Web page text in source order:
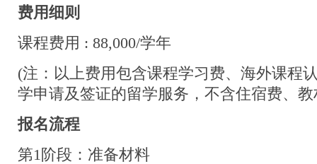
费用细则
课程费用 : 88,000/学年
(注：以上费用包含课程学习费、海外课程
学申请及签证的留学服务，不含住宿费、
报名流程
第1阶段：准备材料